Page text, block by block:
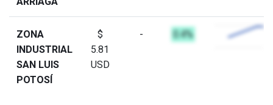
ZONA
INDUSTRIAL
SAN LUIS
POTOSÍ
$
5.81
USD
- 0.4%